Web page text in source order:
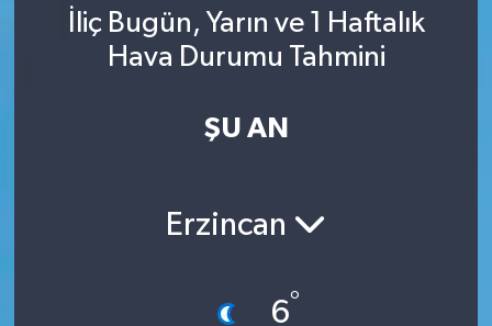
İliç Bugün, Yarın ve 1 Haftalık
Hava Durumu Tahmini
ŞU AN
Erzincan
6°
Tüm Manşetler
Son Dakika Haberleri